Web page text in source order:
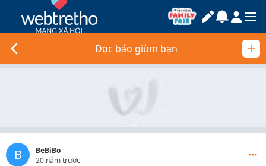
Đọc báo giùm bạn
B
BeBiBo
20 năm trước